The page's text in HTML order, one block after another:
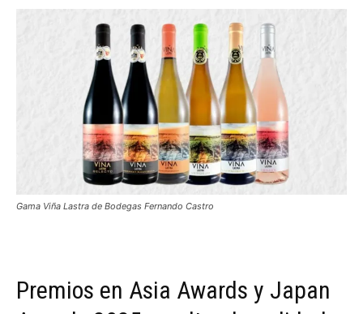
Gama Viña Lastra de Bodegas Fernando Castro
Premios en Asia Awards y Japan